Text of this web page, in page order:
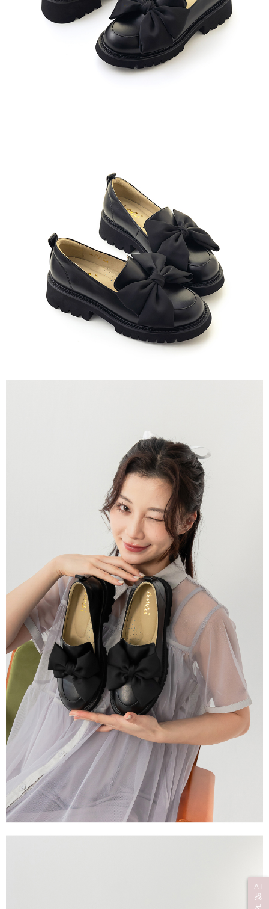
AI
找
尺